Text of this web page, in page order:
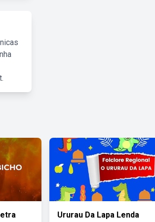
Ururau Da Lapa Lenda